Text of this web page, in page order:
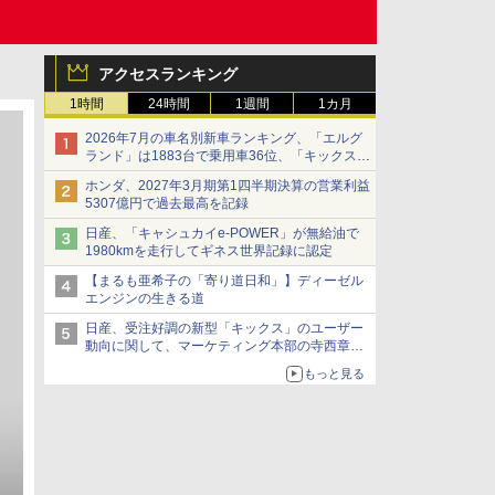
アクセスランキング
1時間 24時間 1週間 1カ月
2026年7月の車名別新車ランキング、「エルグ
ランド」は1883台で乗用車36位、「キックス」
は2591台で27位に
ホンダ、2027年3月期第1四半期決算の営業利益
5307億円で過去最高を記録
日産、「キャシュカイe-POWER」が無給油で
1980kmを走行してギネス世界記録に認定
【まるも亜希子の「寄り道日和」】ディーゼル
エンジンの生きる道
日産、受注好調の新型「キックス」のユーザー
動向に関して、マーケティング本部の寺西章氏
もっと見る